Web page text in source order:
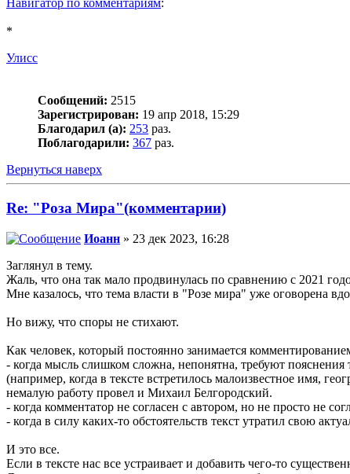
Навигатор по комментариям:
*
Улисс
Сообщений: 2515
Зарегистрирован: 19 апр 2018, 15:29
Благодарил (а): 253 раз.
Поблагодарили: 367 раз.
Вернуться наверх
Re: "Роза Мира"(комментарии)
Иоанн » 23 дек 2023, 16:28
Заглянул в тему.
Жаль, что она так мало продвинулась по сравнению с 2021
Мне казалось, что тема власти в "Розе мира" уже оговорена
Но вижу, что споры не стихают.
Как человек, который постоянно занимается
- когда мысль слишком сложна, непонятна, требуют
(например, когда в тексте встретилось малоизвестное имя,
немалую работу провел и Михаил Белгородский.
- когда комментатор не согласен с автором, но не просто не
- когда в силу каких-то обстоятельств текст утратил свою
И это все.
Если в тексте нас все устраивает и добавить чего-то